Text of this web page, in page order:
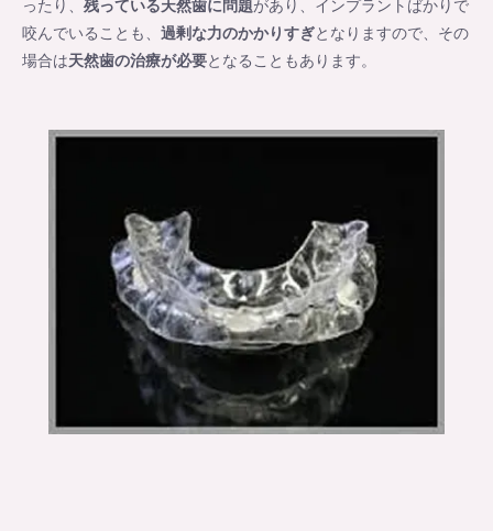
ったり、 残っている天然歯に問題があり、インプラントばかりで
咬んでいることも、 過剰な力のかかりすぎとなりますので、その
場合は天然歯の治療が必要となることもあります。